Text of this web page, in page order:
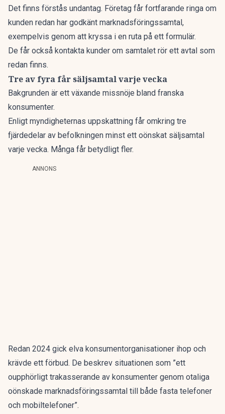
Det finns förstås undantag. Företag får fortfarande ringa om
kunden redan har godkänt marknadsföringssamtal,
exempelvis genom att kryssa i en ruta på ett formulär.
De får också kontakta kunder om samtalet rör ett avtal som
redan finns.
Tre av fyra får säljsamtal varje vecka
Bakgrunden är ett växande missnöje bland franska
konsumenter.
Enligt myndigheternas uppskattning får omkring tre
fjärdedelar av befolkningen minst ett oönskat säljsamtal
varje vecka. Många får betydligt fler.
ANNONS
Redan 2024 gick elva konsumentorganisationer ihop och
krävde ett förbud. De beskrev situationen som ”ett
oupphörligt trakasserande av konsumenter genom otaliga
oönskade marknadsföringssamtal till både fasta telefoner
och mobiltelefoner”.